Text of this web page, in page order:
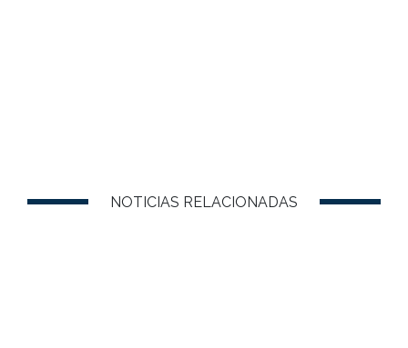
NOTICIAS RELACIONADAS